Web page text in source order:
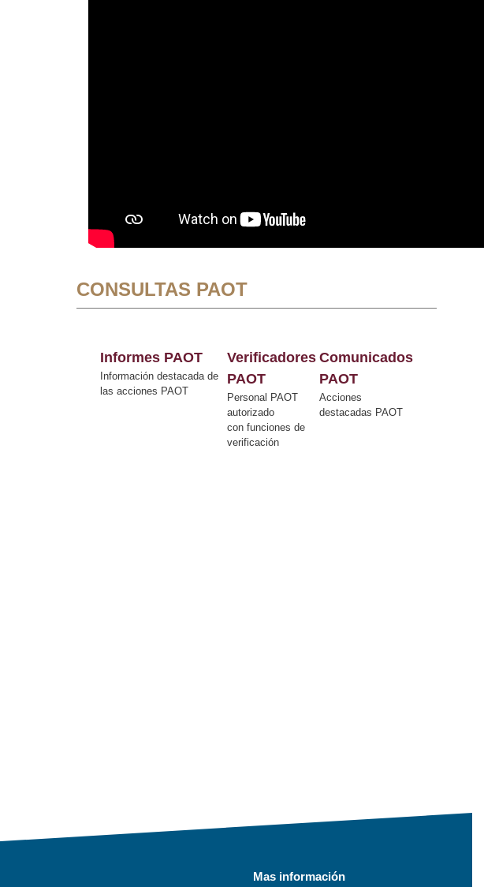
CONSULTAS PAOT
Informes PAOT
Información destacada de
las acciones PAOT
Verificadores
PAOT
Personal PAOT
autorizado
con funciones de
verificación
Comunicados
PAOT
Acciones
destacadas PAOT
Mas información